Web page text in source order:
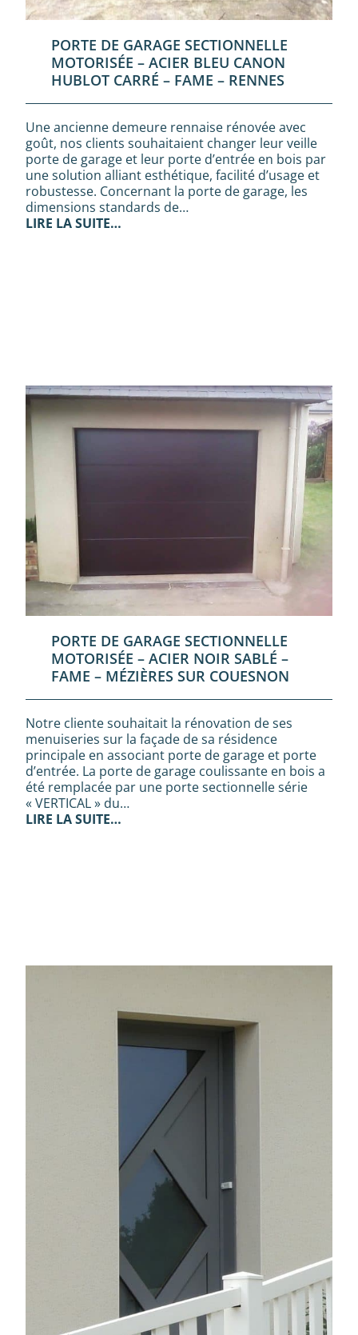
PORTE DE GARAGE SECTIONNELLE
MOTORISÉE – ACIER BLEU CANON
HUBLOT CARRÉ – FAME – RENNES
Une ancienne demeure rennaise rénovée avec
goût, nos clients souhaitaient changer leur veille
porte de garage et leur porte d’entrée en bois par
une solution alliant esthétique, facilité d’usage et
robustesse. Concernant la porte de garage, les
dimensions standards de…
LIRE LA SUITE…
PORTE DE GARAGE SECTIONNELLE
MOTORISÉE – ACIER NOIR SABLÉ –
FAME – MÉZIÈRES SUR COUESNON
Notre cliente souhaitait la rénovation de ses
menuiseries sur la façade de sa résidence
principale en associant porte de garage et porte
d’entrée. La porte de garage coulissante en bois a
été remplacée par une porte sectionnelle série
« VERTICAL » du…
LIRE LA SUITE…